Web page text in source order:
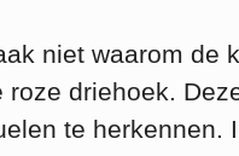
niet waarom de
driehoek.
te herkennen.